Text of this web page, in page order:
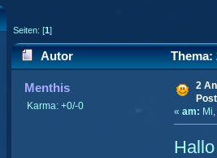
Seiten: [1]
Autor
Thema:
(Gelesen 22771 mal)
Menthis
Karma: +0/-0
2
Post
« am: